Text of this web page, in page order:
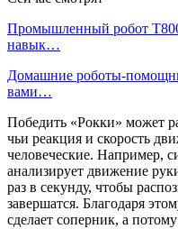
Промышленный робот
навык…
Домашние роботы-
вами…
Победить «Рокки» может
чьи реакция и скорость
человеческие. Например,
анализирует движение
раз в секунду, чтобы
завершатся. Благодаря
сделает соперник, а